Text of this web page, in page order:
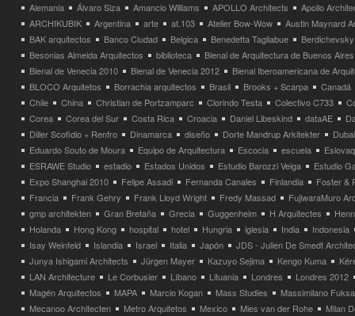
Alemania
Álvaro Siza Amancio Williams APOLLO Architects
Apollo
ARCHIKUBIK
Argentina arte at.103 Atelier Bow-Wow
Austin Maynard
BAK arquitectos
Banco Ciudad Belgica Benedetta Tagliabue
Besonias Almeida Arquitectos
biblioteca
Bienal de Arquitectura de Buenos Aires
Bienal de Venecia 2010
Bienal de Venecia 2012
Bienal Iberoamericana de
BLOCO Arquitetos
Borrachia arquitectos Brasil Brooks + Scarpa
Canadá
Chile
China Christian de Portzamparc Clorindo Testa Colectivo C733
Corea
Corea del Sur Costa Rica Croacia Daniel Libeskind dataAE
Diller Scofidio + Renfro
Dinamarca diseño Dorte Mandrup Arkitekter
Dubai
Eduardo Souto de Moura
Equipo de Arquitectura Escocia escuela
ESRAWE Studio
estadio Estados Unidos Estudio Barozzi Veiga
Estudio
Expo Shanghai 2010
Felipe Assadi Fernanda Canales Finlandia
Foster &
Francia
Frank Gehry Frank Lloyd Wright Fredy Massad
FujiwaraMuro
gmp architekten
Gran Bretaña Grecia Guggenheim H Arquitectes
Holanda
Hong Kong hospital hotel Hungria iglesia India
Indonesia
Isay Weinfeld
Islandia Israel Italia Japón
JDS - Julien De Smedt
Junya Ishigami Architects
Jürgen Mayer Kazuyo Sejima Kengo Kuma
LAN Architecture
Le Corbusier Líbano Lituania Londres
Londres 2012
Magén Arquitectos
MAPA Marcio Kogan Mass Studies
Massimilano
Mecanoo Architecten
Metro Arquitetos Mexico Mies van der Rohe
Milan